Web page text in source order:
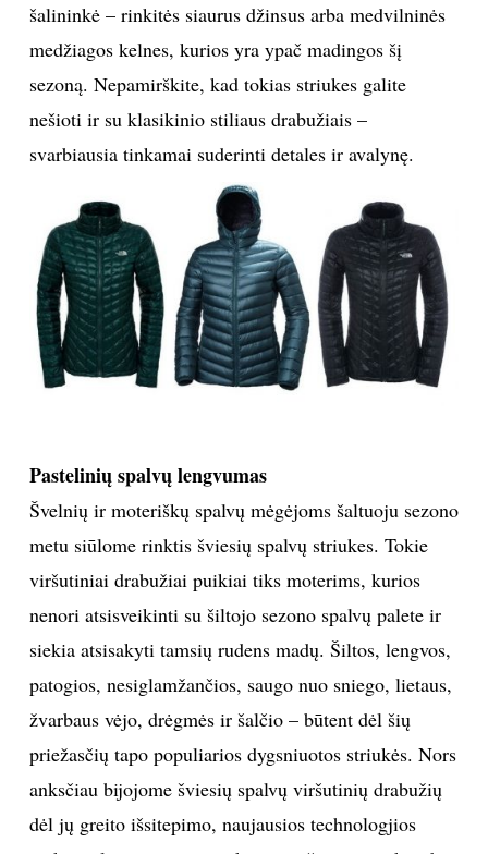
šalininkė – rinkitės siaurus džinsus arba medvilninės
medžiagos kelnes, kurios yra ypač madingos šį
sezoną. Nepamirškite, kad tokias striukes galite
nešioti ir su klasikinio stiliaus drabužiais –
svarbiausia tinkamai suderinti detales ir avalynę.
Pastelinių spalvų lengvumas
Švelnių ir moteriškų spalvų mėgėjoms šaltuoju sezono
metu siūlome rinktis šviesių spalvų striukes. Tokie
viršutiniai drabužiai puikiai tiks moterims, kurios
nenori atsisveikinti su šiltojo sezono spalvų palete ir
siekia atsisakyti tamsių rudens madų. Šiltos, lengvos,
patogios, nesiglamžančios, saugo nuo sniego, lietaus,
žvarbaus vėjo, drėgmės ir šalčio – būtent dėl šių
priežasčių tapo populiarios dygsniuotos striukės. Nors
anksčiau bijojome šviesių spalvų viršutinių drabužių
dėl jų greito išsitepimo, naujausios technologjios